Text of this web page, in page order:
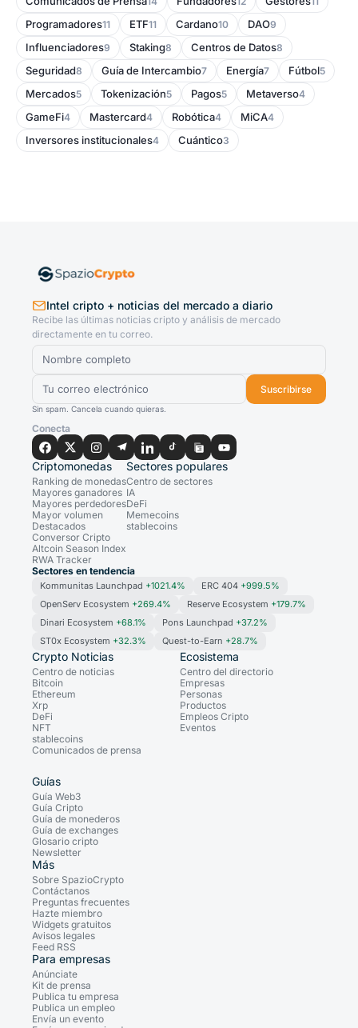
Programadores11 ETF11 Cardano10 DAO9
Influenciadores9 Staking8 Centros de Datos8
Seguridad8 Guía de Intercambio7 Energía7 Fútbol5
Mercados5 Tokenización5 Pagos5 Metaverso4
GameFi4 Mastercard4 Robótica4 MiCA4
Inversores institucionales4 Cuántico3
Intel cripto + noticias del mercado a diario
Recibe las últimas noticias cripto y análisis de mercado
directamente en tu correo.
Suscribirse
Sin spam. Cancela cuando quieras.
Conecta
Criptomonedas
Ranking de monedas
Mayores ganadores
Mayores perdedores
Mayor volumen
Destacados
Conversor Cripto
Altcoin Season Index
RWA Tracker
Sectores populares
Centro de sectores
IA
DeFi
Memecoins
stablecoins
Sectores en tendencia
Kommunitas Launchpad +1021.4% ERC 404 +999.5%
OpenServ Ecosystem +269.4% Reserve Ecosystem +179.7%
Dinari Ecosystem +68.1% Pons Launchpad +37.2%
ST0x Ecosystem +32.3% Quest-to-Earn +28.7%
Crypto Noticias
Centro de noticias
Bitcoin
Ethereum
Xrp
DeFi
NFT
stablecoins
Comunicados de prensa
Ecosistema
Centro del directorio
Empresas
Personas
Productos
Empleos Cripto
Eventos
Guías
Guía Web3
Guía Cripto
Guía de monederos
Guía de exchanges
Glosario cripto
Newsletter
Más
Sobre SpazioCrypto
Contáctanos
Preguntas frecuentes
Hazte miembro
Widgets gratuitos
Avisos legales
Feed RSS
Para empresas
Anúnciate
Kit de prensa
Publica tu empresa
Publica un empleo
Envía un evento